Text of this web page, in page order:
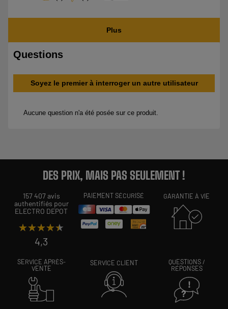
DES PRIX, MAIS PAS SEULEMENT !
157 407 avis
authentifiés pour
ELECTRO DEPOT
★★★★★
★★★★★
4,3
PAIEMENT SÉCURISÉ GARANTIE À VIE
SERVICE APRÈS-
VENTE
SERVICE CLIENT
QUESTIONS /
RÉPONSES